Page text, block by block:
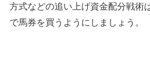
方式などの追い上げ資金配分戦術
で馬券を買うようにしましょう。